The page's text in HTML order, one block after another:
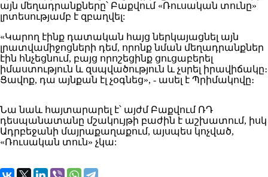
այն մեղադրանքները՝ Բաքվում «Ռուսական տունը»
լրտեսությամբ է զբաղվել:
«Կարող էինք դատական հայց ներկայացնել այն
լրատվամիջոցների դեմ, որոնք նման մեղադրանքներ
էին հնչեցնում, բայց որոշեցինք ցուցաբերել
իմաստություն և զսպվածություն և չսրել իրավիճակը։
Ցավոք, դա այնքան էլ չօգնեց», - ասել է Պրիմակովը։
Նա նաև հայտարարել է՝ այժմ Բաքվում ՌԴ
դեսպանատանը մշակույթի բաժին է աշխատում, իսկ
Ադրբեջանի մայրաքաղաքում, այսպես կոչված,
«Ռուսական տուն» չկա: